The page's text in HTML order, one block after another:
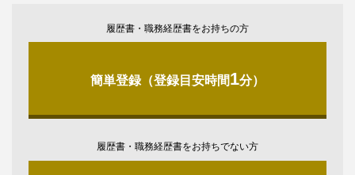
履歴書・職務経歴書をお持ちの方
簡単登録（登録目安時間1分）
履歴書・職務経歴書をお持ちでない方